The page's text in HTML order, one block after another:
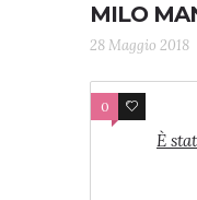
MILO
28 Maggio 2018
È
0 4